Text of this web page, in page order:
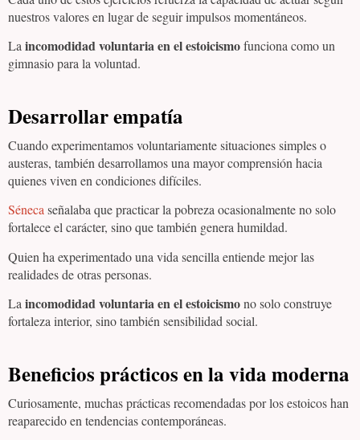
nuestros valores en lugar de seguir impulsos momentáneos.
La incomodidad voluntaria en el estoicismofunciona como un
gimnasio para la voluntad.
Desarrollar empatía
Cuando experimentamos voluntariamente situaciones simples o
austeras, también desarrollamos una mayor comprensión hacia
quienes viven en condiciones difíciles.
Sénecaseñalaba que practicar la pobreza ocasionalmente no solo
fortalece el carácter, sino que también genera humildad.
Quien ha experimentado una vida sencilla entiende mejor las
realidades de otras personas.
La incomodidad voluntaria en el estoicismono solo construye
fortaleza interior, sino también sensibilidad social.
Beneficios prácticos en la vida moderna
Curiosamente, muchas prácticas recomendadas por los estoicos han
reaparecido en tendencias contemporáneas.